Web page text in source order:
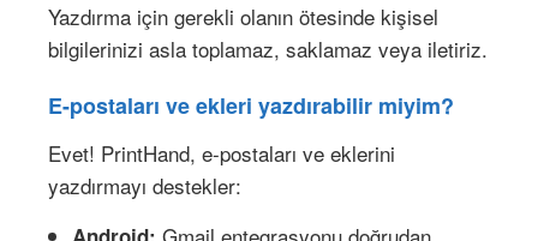
Yazdırma için gerekli olanın ötesinde kişisel
bilgilerinizi asla toplamaz, saklamaz veya iletiriz.
E-postaları ve ekleri yazdırabilir miyim?
Evet! PrintHand, e-postaları ve eklerini
yazdırmayı destekler: